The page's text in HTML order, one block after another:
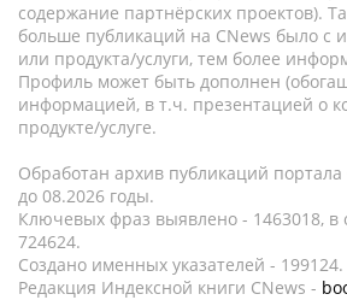
содержание партнёрских проектов).
больше публикаций на CNews было с
или продукта/услуги, тем более
Профиль может быть дополнен
информацией, в т.ч. презентацией о
продукте/услуге.
Обработан архив публикаций портала
до 08.2026 годы.
Ключевых фраз выявлено - 1463018, в
724624.
Создано именных указателей - 199124.
Редакция Индексной книги CNews -